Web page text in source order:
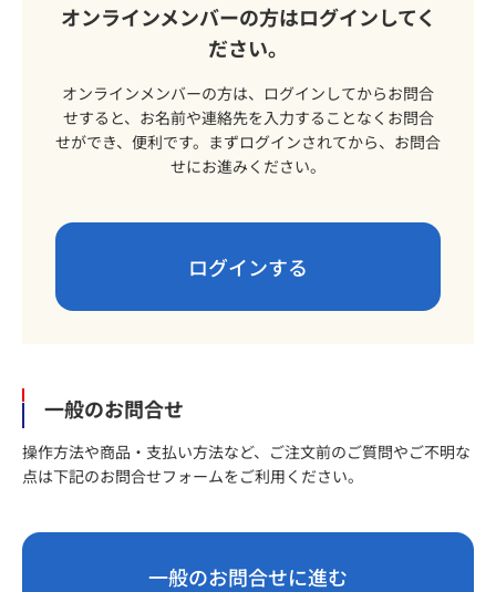
オンラインメンバーの方はログインしてく
ださい。
オンラインメンバーの方は、ログインしてからお問合
せすると、お名前や連絡先を入力することなくお問合
せができ、便利です。まずログインされてから、お問合
せにお進みください。
ログインする
一般のお問合せ
操作方法や商品・支払い方法など、ご注文前のご質問やご不明な
点は下記のお問合せフォームをご利用ください。
一般のお問合せに進む